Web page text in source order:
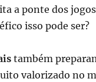
a ponte dos
isso pode ser?
também
valorizado no